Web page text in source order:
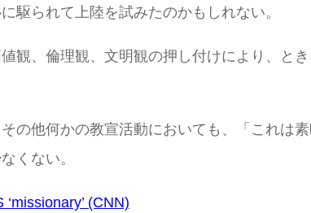
駆られて上陸を試みたのかもしれない。
観、倫理観、文明観の押し付けにより、と
の他何かの教宣活動においても、「これは
くない。
(CNN)